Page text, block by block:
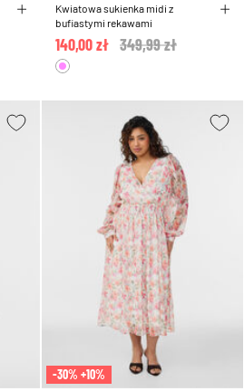
Kwiatowa sukienka midi z
bufiastymi rekawami
Price reduced from
349,99 zł
140,00 zł
-30% +10%